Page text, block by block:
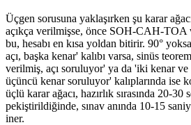
Üçgen sorusuna yaklaşırken şu karar
açıkça verilmişse, önce SOH-CAH-TOA
bu, hesabı en kısa yoldan bitirir. 90°
açı, başka kenar' kalıbı varsa, sinüs
verilmiş, açı soruluyor' ya da 'iki kenar ve
üçüncü kenar soruluyor' kalıplarında ise
üçlü karar ağacı, hazırlık sırasında 20-
pekiştirildiğinde, sınav anında 10-15
iner.